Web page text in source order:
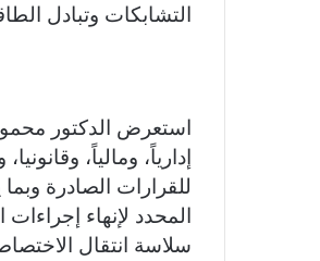
التشابكات وتبادل
استعرض الدكتور
إدارياً، ومالياً،
للقرارات الصادرة
المحدد لإنهاء
سلاسة انتقال